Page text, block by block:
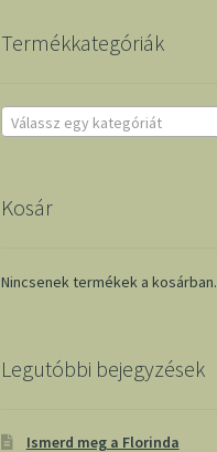
Termékkategóriák
Válassz egy kategóriát
Kosár
Nincsenek termékek a kosárban.
Legutóbbi bejegyzések
Ismerd meg a Florinda